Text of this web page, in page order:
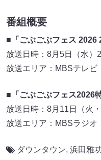
番組概要
■「ごぶごぶフェス 2026
放送日時：8月5日（水）
放送エリア：MBSテレビ
■「ごぶごぶフェス2026
放送日時：8月11日（火
放送エリア：MBSラジオ
ダウンタウン, 浜田雅